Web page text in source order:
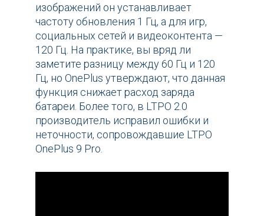
изображений он устанавливает
частоту обновления 1 Гц, а для игр,
социальных сетей и видеоконтента —
120 Гц. На практике, вы вряд ли
заметите разницу между 60 Гц и 120
Гц, но OnePlus утверждают, что данная
функция снижает расход заряда
батареи. Более того, в LTPO 2.0
производитель исправил ошибки и
неточности, сопровождавшие LTPO
OnePlus 9 Pro.